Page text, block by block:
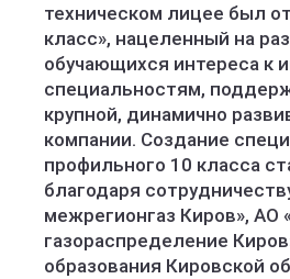
техническом лицее был
класс», нацеленный на
обучающихся интереса к
специальностям,
крупной, динамично
компании. Создание
профильного 10 класса
благодаря
межрегионгаз Киров», АО
газораспределение
образования Кировской